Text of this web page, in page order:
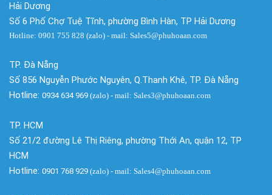
Hải Dương
Số 6 Phố Chợ Tuệ Tĩnh, phường Bình Hàn, TP Hải Dương
Hotline: 0901 755 828 (zalo) - mail: Sales5@phuhoaan.com
TP. Đà Nẵng
Số 856 Nguyễn Phước Nguyên, Q.Thanh Khê, TP. Đà Nẵng
Hotline: 0934 634 969 (zalo) - mail: Sales3@phuhoaan.com
TP. HCM
Số 21/2 đường Lê Thị Riêng, phường Thới An, quận 12, TP
HCM
Hotline: 0901 768 929 (zalo) - mail: Sales4@phuhoaan.com